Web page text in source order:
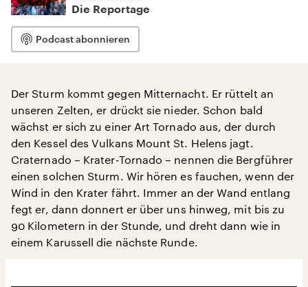
Die Reportage
Podcast abonnieren
Der Sturm kommt gegen Mitternacht. Er rüttelt an
unseren Zelten, er drückt sie nieder. Schon bald
wächst er sich zu einer Art Tornado aus, der durch
den Kessel des Vulkans Mount St. Helens jagt.
Craternado – Krater-Tornado – nennen die Bergführer
einen solchen Sturm. Wir hören es fauchen, wenn der
Wind in den Krater fährt. Immer an der Wand entlang
fegt er, dann donnert er über uns hinweg, mit bis zu
90 Kilometern in der Stunde, und dreht dann wie in
einem Karussell die nächste Runde.